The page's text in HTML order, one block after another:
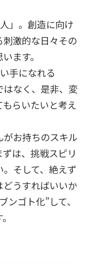
」。創造に向け
激的な日々その
ます。
手になれる
なく、是非、変
らいたいと考え
お持ちのスキル
は、挑戦スピリ
そして、絶えず
うすればいいか
ンゴト化”して、